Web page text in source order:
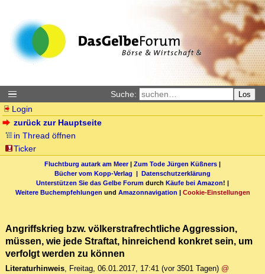
Suche: Los
Login
zurück zur Hauptseite
in Thread öffnen
Ticker
Fluchtburg autark am Meer| Zum Tode Jürgen Küßners |
Bücher vom Kopp-Verlag | Datenschutzerklärung
Unterstützen Sie das Gelbe Forum durch Käufe bei Amazon! |
Weitere Buchempfehlungen und Amazonnavigation | Cookie-Einstellungen
Angriffskrieg bzw. völkerstrafrechtliche Aggression,
müssen, wie jede Straftat, hinreichend konkret sein, um
verfolgt werden zu können
Literaturhinweis, Freitag, 06.01.2017, 17:41 (vor 3501 Tagen) @